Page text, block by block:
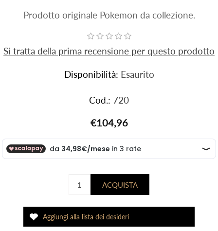
Prodotto originale Pokemon da collezione.
Si tratta della prima recensione per questo prodotto
Disponibilità: Esaurito
Cod.: 720
€104,96